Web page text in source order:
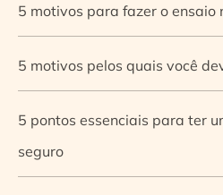
5 motivos para fazer o ensaio
5 motivos pelos quais você
5 pontos essenciais para ter
seguro